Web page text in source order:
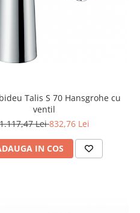
Talis S 70 Hansgrohe cu
ventil
Lei832,76 Lei
IN COS